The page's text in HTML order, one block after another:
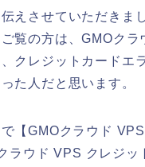
えさせていただきま
覧の方は、GMOクラ
クレジットカードエ
た人だと思います。
【GMOクラウド
ラウド VPS クレジ